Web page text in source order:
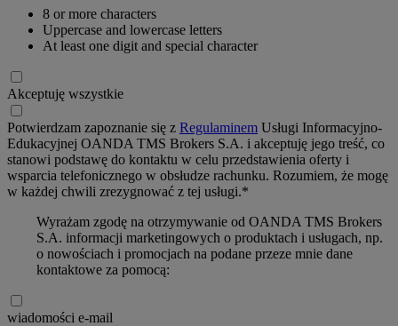
8 or more characters
Uppercase and lowercase letters
At least one digit and special character
Akceptuję wszystkie
Potwierdzam zapoznanie się z Regulaminem Usługi Informacyjno-
Edukacyjnej OANDA TMS Brokers S.A. i akceptuję jego treść, co
stanowi podstawę do kontaktu w celu przedstawienia oferty i
wsparcia telefonicznego w obsłudze rachunku. Rozumiem, że mogę
w każdej chwili zrezygnować z tej usługi.*
Wyrażam zgodę na otrzymywanie od OANDA TMS Brokers
S.A. informacji marketingowych o produktach i usługach, np.
o nowościach i promocjach na podane przeze mnie dane
kontaktowe za pomocą:
wiadomości e-mail